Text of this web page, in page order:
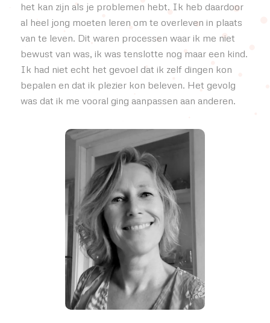
het kan zijn als je problemen hebt. Ik heb daardoor
al heel jong moeten leren om te overleven in plaats
van te leven. Dit waren processen waar ik me niet
bewust van was, ik was tenslotte nog maar een kind.
Ik had niet echt het gevoel dat ik zelf dingen kon
bepalen en dat ik plezier kon beleven. Het gevolg
was dat ik me vooral ging aanpassen aan anderen.